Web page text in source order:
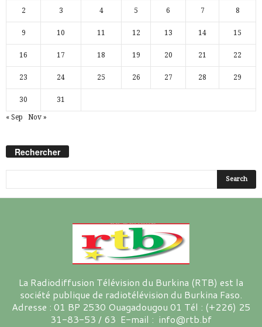
2 3 4 5 6 7 8
9 10 11 12 13 14 15
16 17 18 19 20 21 22
23 24 25 26 27 28 29
30 31
« Sep Nov »
Rechercher
La Radiodiffusion Télévision du Burkina (RTB) est la
société publique de radiotélévision du Burkina Faso.
Adresse : 01 BP 2530 Ouagadougou 01 Tél : (+226) 25
31-83-53 / 63 E-mail : info@rtb.bf